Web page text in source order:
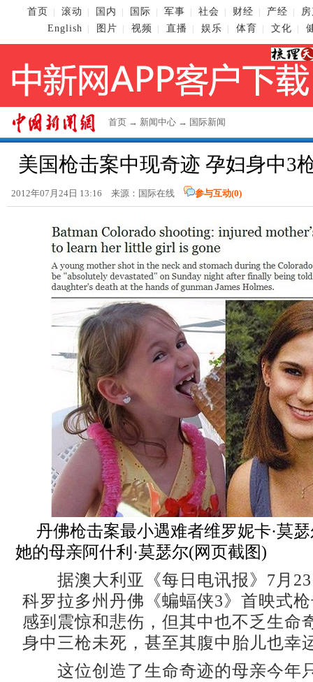
首页 滚动 国内 国际 军事 社会 财经 产经
English
图片 视频 直播 娱乐 体育 文化
首页 → 新闻中心 → 国际新闻
美国枪击案中现奇迹 孕妇身中3
2012年07月24日 13:16 来源：国际在线 参与互动(0)
丹佛枪击案最小遇难者维罗妮卡·莫
她的母亲阿什利·莫瑟尔(网页截图)
据澳大利亚《每日电讯报》7月23
科罗拉多州丹佛《蝙蝠侠3》首映式
感到震惊和悲伤，但其中也不乏生命
身中三枪未死，甚至其腹中胎儿也幸
这位创造了生命奇迹的母亲今年